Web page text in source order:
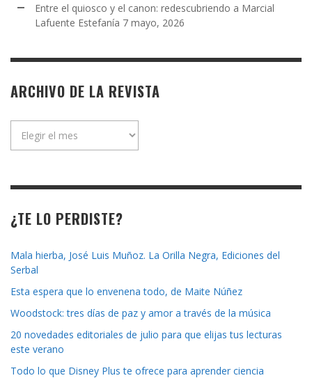
Entre el quiosco y el canon: redescubriendo a Marcial
Lafuente Estefanía 7 mayo, 2026
ARCHIVO DE LA REVISTA
¿TE LO PERDISTE?
Mala hierba, José Luis Muñoz. La Orilla Negra, Ediciones del
Serbal
Esta espera que lo envenena todo, de Maite Núñez
Woodstock: tres días de paz y amor a través de la música
20 novedades editoriales de julio para que elijas tus lecturas
este verano
Todo lo que Disney Plus te ofrece para aprender ciencia